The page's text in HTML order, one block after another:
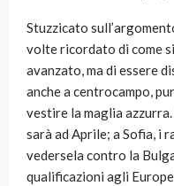
Stuzzicato
volte ricordato di come
avanzato, ma di essere
anche a centrocampo,
vestire la maglia
sarà ad Aprile; a Sofia, i
vedersela contro la
qualificazioni agli